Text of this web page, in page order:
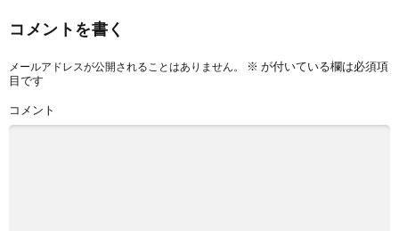
コメントを書く
メールアドレスが公開されることはありません。 ※ が付いている欄は必須項
目です
コメント